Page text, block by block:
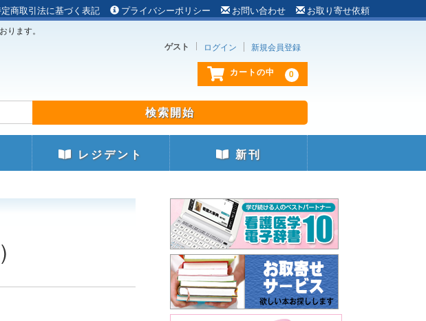
商取引法に基づく表記 プライバシーポリシー お問い合わせ お取り寄せ依頼
ます。
ゲスト ログイン 新規会員登録
カートの中 0
レジデント 新刊